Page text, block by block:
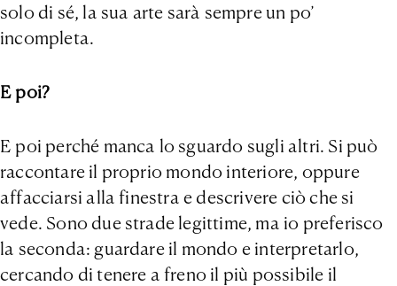
solo di sé, la sua arte sarà sempre un po’
incompleta.
E poi?
E poi perché manca lo sguardo sugli altri. Si può
raccontare il proprio mondo interiore, oppure
affacciarsi alla finestra e descrivere ciò che si
vede. Sono due strade legittime, ma io preferisco
la seconda: guardare il mondo e interpretarlo,
cercando di tenere a freno il più possibile il